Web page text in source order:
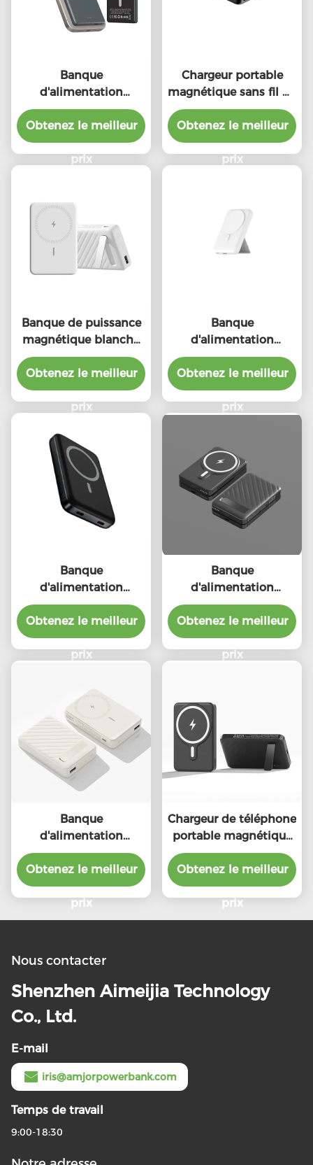
Banque
d'alimentation
magnétique
personnalisée 5000
mAh 5W 7.5W
Portable
Obtenez le meilleur
prix
Chargeur portable
magnétique sans fil de
type C
Obtenez le meilleur
prix
Banque de puissance
magnétique blanche
10000mAh Chargeur
magnétique portable
Obtenez le meilleur
prix
Banque
d'alimentation
magnétique sans fil
Portable Magsafe
Charger Banque
d'alimentation
Obtenez le meilleur
prix
Banque
d'alimentation
magnétique mince
10000mah charge
rapide
Obtenez le meilleur
prix
Banque
d'alimentation
magnétique pour
téléphone portable
personnalisée
5000mAh
Obtenez le meilleur
prix
Banque
d'alimentation
magnétique ignifugée
5W/7,5W Chargeur
magnétique portable
sans fil
Obtenez le meilleur
prix
Chargeur de téléphone
portable magnétique
universel 5000mAh
Black Power Bank
pliable
Obtenez le meilleur
prix
Nous contacter
Shenzhen Aimeijia Technology
Co., Ltd.
E-mail
iris@amjorpowerbank.com
Temps de travail
9:00-18:30